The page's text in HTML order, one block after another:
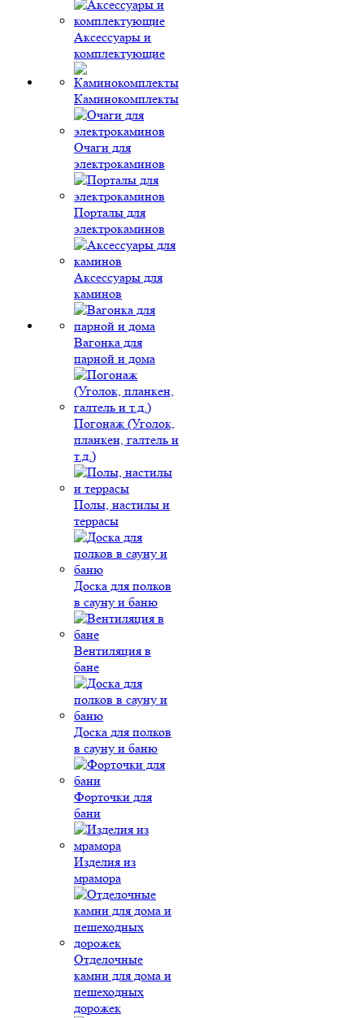
Аксессуары и
комплектующие
Каминокомплекты
Очаги для
электрокаминов
Порталы для
электрокаминов
Аксессуары для
каминов
Вагонка для
парной и дома
Погонаж (Уголок,
планкен, галтель и
т.д.)
Полы, настилы и
террасы
Доска для полков
в сауну и баню
Вентиляция в
бане
Доска для полков
в сауну и баню
Форточки для
бани
Изделия из
мрамора
Отделочные
камни для дома и
пешеходных
дорожек